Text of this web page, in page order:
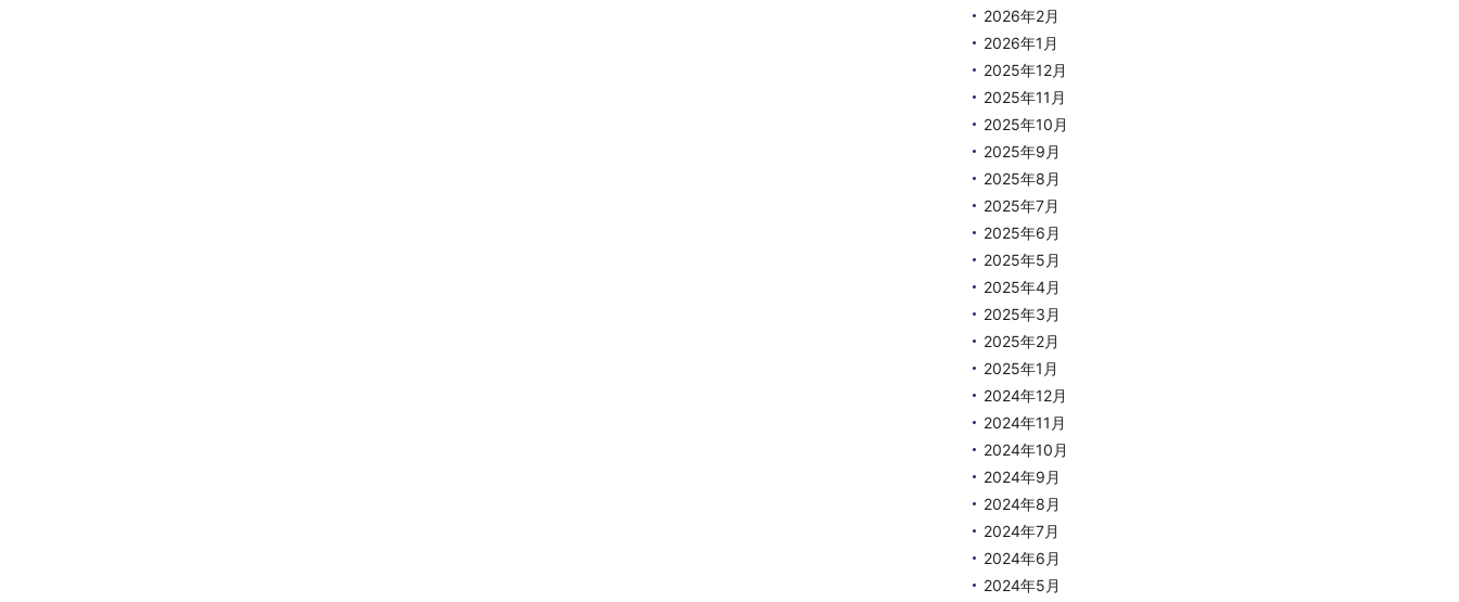
2026年2月
2026年1月
2025年12月
2025年11月
2025年10月
2025年9月
2025年8月
2025年7月
2025年6月
2025年5月
2025年4月
2025年3月
2025年2月
2025年1月
2024年12月
2024年11月
2024年10月
2024年9月
2024年8月
2024年7月
2024年6月
2024年5月